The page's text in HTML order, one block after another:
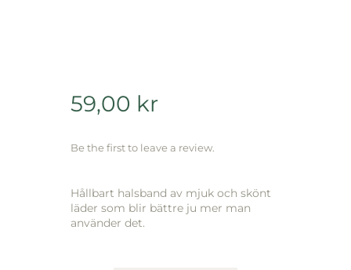
59,00 kr
Be the first to leave a review.
Hållbart halsband av mjuk och skönt
läder som blir bättre ju mer man
använder det.